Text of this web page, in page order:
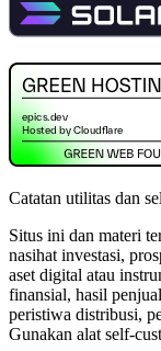
Catatan utilitas dan
Situs ini dan materi
nasihat investasi,
aset digital atau
finansial, hasil
peristiwa distribusi,
Gunakan alat self-